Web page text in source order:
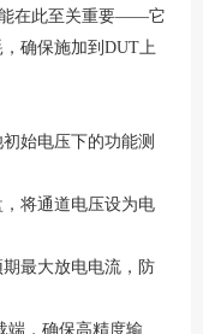
能在此至关重要——它
确保施加到DUT上
始电压下的功能测
将通道电压设为电
最大放电电流，防
端，确保高精度输